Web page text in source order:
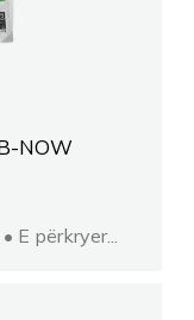
NOW
E përkryer...